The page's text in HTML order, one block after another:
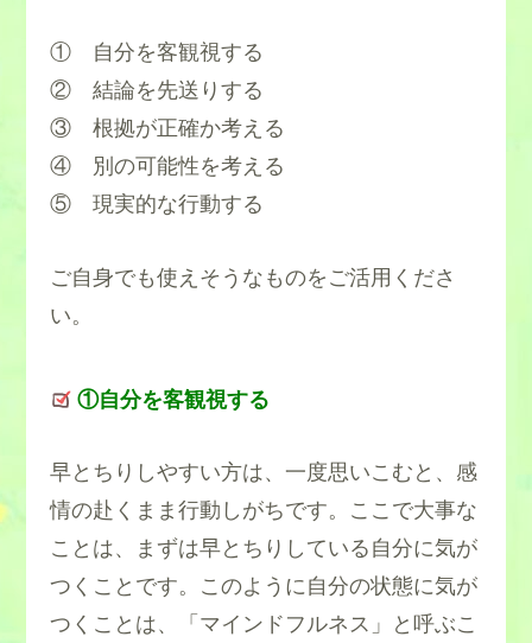
① 自分を客観視する
② 結論を先送りする
③ 根拠が正確か考える
④ 別の可能性を考える
⑤ 現実的な行動する
ご自身でも使えそうなものをご活用くださ
い。
①自分を客観視する
早とちりしやすい方は、一度思いこむと、感
情の赴くまま行動しがちです。ここで大事な
ことは、まずは早とちりしている自分に気が
つくことです。このように自分の状態に気が
つくことは、「マインドフルネス」と呼ぶこ